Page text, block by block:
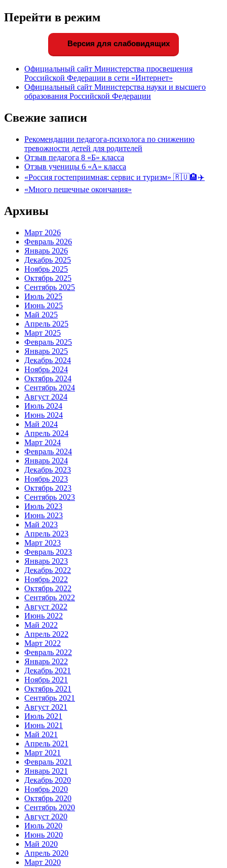
Перейти в режим
Версия для слабовидящих
Официальный сайт Министерства просвещения
Российской Федерации в сети «Интернет»
Официальный сайт Министерства науки и высшего
образования Российской Федерации
Свежие записи
Рекомендации педагога-психолога по снижению
тревожности детей для родителей
Отзыв педагога 8 «Б» класса
Отзыв ученицы 6 «А» класса
«Россия гостеприимная: сервис и туризм» 🇷🇺🏨✈️
«Много пешечные окончания»
Архивы
Март 2026
Февраль 2026
Январь 2026
Декабрь 2025
Ноябрь 2025
Октябрь 2025
Сентябрь 2025
Июль 2025
Июнь 2025
Май 2025
Апрель 2025
Март 2025
Февраль 2025
Январь 2025
Декабрь 2024
Ноябрь 2024
Октябрь 2024
Сентябрь 2024
Август 2024
Июль 2024
Июнь 2024
Май 2024
Апрель 2024
Март 2024
Февраль 2024
Январь 2024
Декабрь 2023
Ноябрь 2023
Октябрь 2023
Сентябрь 2023
Июль 2023
Июнь 2023
Май 2023
Апрель 2023
Март 2023
Февраль 2023
Январь 2023
Декабрь 2022
Ноябрь 2022
Октябрь 2022
Сентябрь 2022
Август 2022
Июнь 2022
Май 2022
Апрель 2022
Март 2022
Февраль 2022
Январь 2022
Декабрь 2021
Ноябрь 2021
Октябрь 2021
Сентябрь 2021
Август 2021
Июль 2021
Июнь 2021
Май 2021
Апрель 2021
Март 2021
Февраль 2021
Январь 2021
Декабрь 2020
Ноябрь 2020
Октябрь 2020
Сентябрь 2020
Август 2020
Июль 2020
Июнь 2020
Май 2020
Апрель 2020
Март 2020